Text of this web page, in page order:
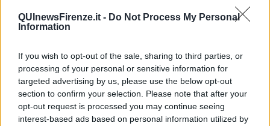
QUInewsFirenze.it - Do Not Process My Personal
Information
If you wish to opt-out of the sale, sharing to third parties, or
processing of your personal or sensitive information for
targeted advertising by us, please use the below opt-out
section to confirm your selection. Please note that after your
opt-out request is processed you may continue seeing
interest-based ads based on personal information utilized by
Una vigilia di Natale per un nuovo Rais
La questione israelo-palestinese ignorata dal G20
Libano, collasso economico e guerra civile
Johnson, da Trump a Biden alla Brexit
L'AUKUS e il Quad
Biden, primo presidente USA non in guerra
Papa Bergoglio vedrà Viktor Orbán
Bennet, un giorno in attesa di Biden